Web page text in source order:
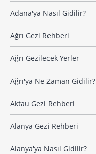
Adana'ya Nasıl Gidilir?
Ağrı Gezi Rehberi
Ağrı Gezilecek Yerler
Ağrı'ya Ne Zaman Gidilir?
Aktau Gezi Rehberi
Alanya Gezi Rehberi
Alanya'ya Nasıl Gidilir?